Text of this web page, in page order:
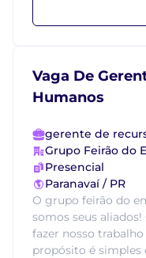
Vaga De
Humanos
gerente de
Grupo Feirão do
Presencial
Paranavaí / PR
O grupo feirão do
somos seus
fazer nosso
propósito é simples